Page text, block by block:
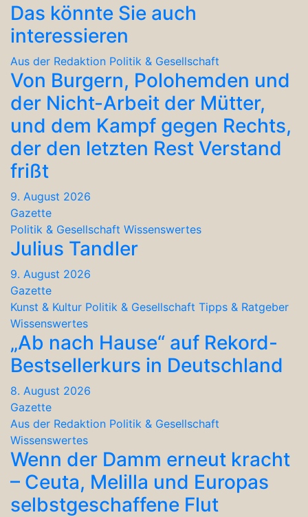
Das könnte Sie auch
interessieren
Aus der Redaktion Politik & Gesellschaft
Von Burgern, Polohemden und
der Nicht-Arbeit der Mütter,
und dem Kampf gegen Rechts,
der den letzten Rest Verstand
frißt
9. August 2026
Gazette
Politik & Gesellschaft Wissenswertes
Julius Tandler
9. August 2026
Gazette
Kunst & Kultur Politik & Gesellschaft Tipps & Ratgeber
Wissenswertes
„Ab nach Hause“ auf Rekord-
Bestsellerkurs in Deutschland
8. August 2026
Gazette
Aus der Redaktion Politik & Gesellschaft
Wissenswertes
Wenn der Damm erneut kracht
– Ceuta, Melilla und Europas
selbstgeschaffene Flut